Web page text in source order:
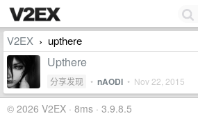
V2EX › upthere
Upthere
分享发现 • nAODI • Nov 22, 2015
© 2026 V2EX · 8ms · 3.9.8.5